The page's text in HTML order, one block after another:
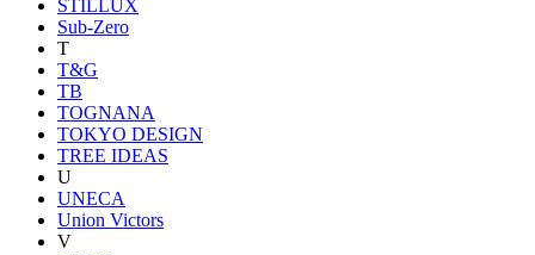
STILLUX
Sub-Zero
T
T&G
TB
TOGNANA
TOKYO DESIGN
TREE IDEAS
U
UNECA
Union Victors
V